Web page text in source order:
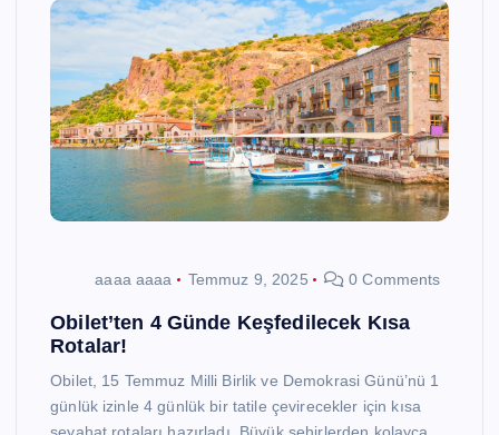
aaaa aaaa Temmuz 9, 2025 0 Comments
Obilet’ten 4 Günde Keşfedilecek Kısa
Rotalar!
Obilet, 15 Temmuz Milli Birlik ve Demokrasi Günü’nü 1
günlük izinle 4 günlük bir tatile çevirecekler için kısa